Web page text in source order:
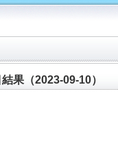
果（2023-09-10）